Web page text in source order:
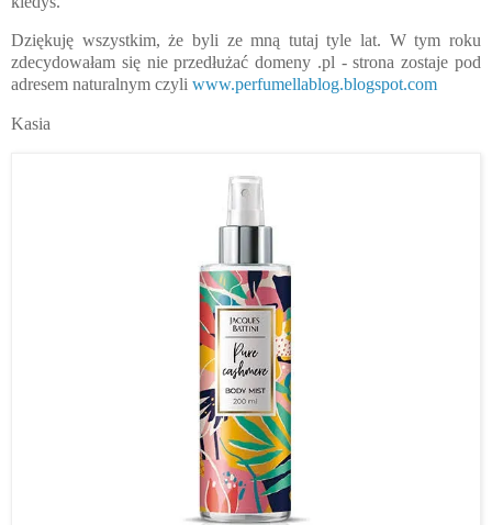
Dziękuję wszystkim, że byli ze mną tutaj tyle lat. W tym roku
zdecydowałam się nie przedłużać domeny .pl - strona zostaje pod
adresem naturalnym czyli www.perfumellablog.blogspot.com
Kasia